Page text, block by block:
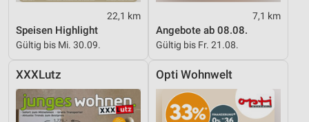
22,1 km
Speisen Highlight
Gültig bis Mi. 30.09.
7,1 km
Angebote ab 08.08.
Gültig bis Fr. 21.08.
XXXLutz Opti Wohnwelt